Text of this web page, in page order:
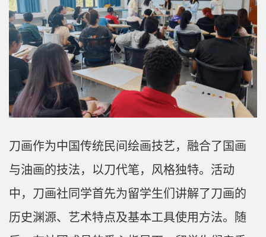
刀画作为中国传统民间绘画技艺，融合了国画
与油画的技法，以刀代笔，风格独特。活动
中，刀画社同学首先为留学生们讲解了刀画的
历史渊源、艺术特点及基本工具使用方法。随